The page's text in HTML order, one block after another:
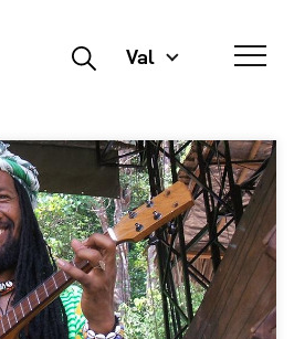
Buscar Val